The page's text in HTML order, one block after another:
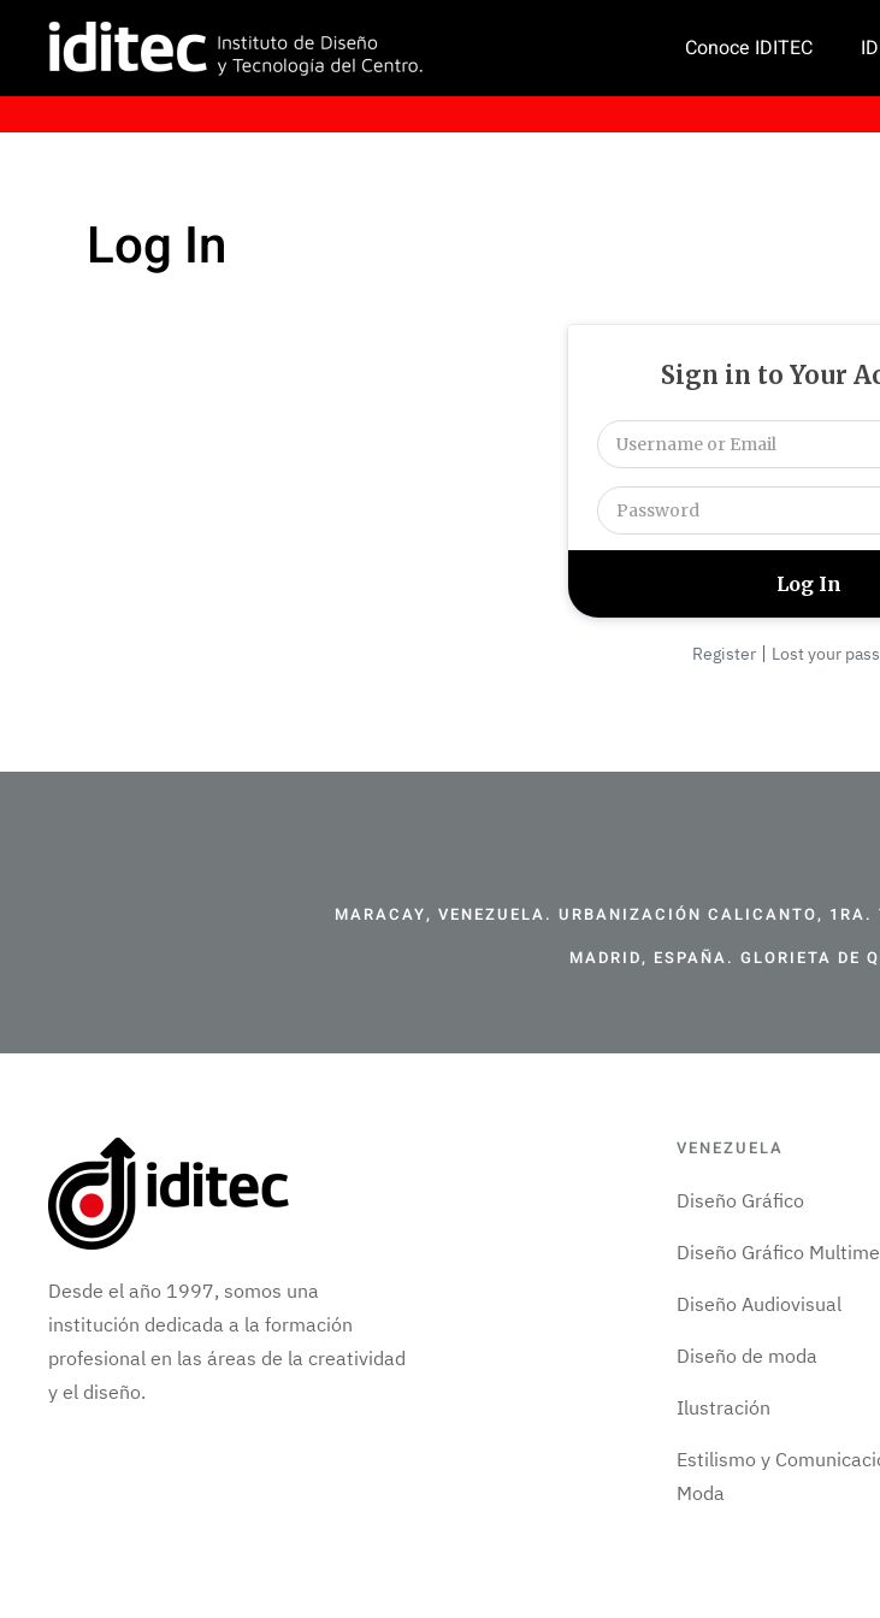
Conoce IDITEC
Log In
Sign in to Your
Register| Lost your
MARACAY, VENEZUELA. URBANIZACIÓN CALICANTO,
MADRID, ESPAÑA. GLORIETA DE
Desde el año 1997, somos una
institución dedicada a la formación
profesional en las áreas de la creatividad
y el diseño.
VENEZUELA
Diseño Gráfico
Diseño Gráfico
Diseño Audiovisual
Diseño de moda
Ilustración
Estilismo y
Moda